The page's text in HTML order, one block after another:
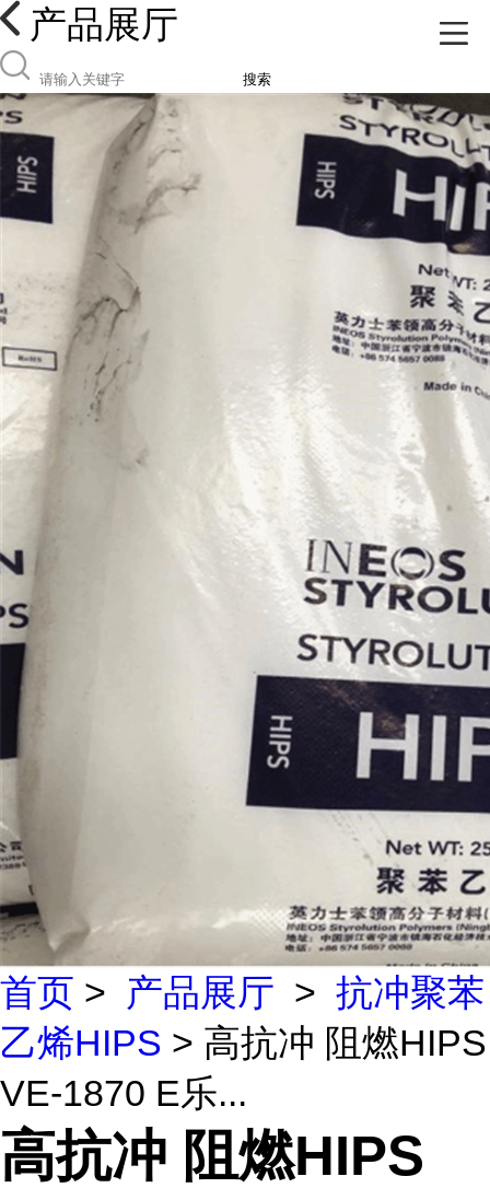
产品展厅
搜索
首页 > 产品展厅 > 抗冲聚苯
乙烯HIPS > 高抗冲 阻燃HIPS
VE-1870 E乐...
高抗冲 阻燃HIPS